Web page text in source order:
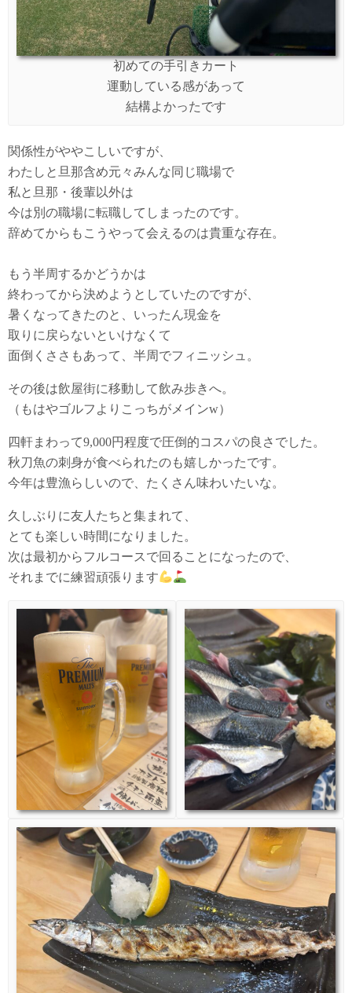
初めての手引きカート
運動している感があって
結構よかったです
関係性がややこしいですが、
わたしと旦那含め元々みんな同じ職場で
私と旦那・後輩以外は
今は別の職場に転職してしまったのです。
辞めてからもこうやって会えるのは貴重な存在。
もう半周するかどうかは
終わってから決めようとしていたのですが、
暑くなってきたのと、いったん現金を
取りに戻らないといけなくて
面倒くささもあって、半周でフィニッシュ。
その後は飲屋街に移動して飲み歩きへ。
（もはやゴルフよりこっちがメインw）
四軒まわって9,000円程度で圧倒的コスパの良さでした。
秋刀魚の刺身が食べられたのも嬉しかったです。
今年は豊漁らしいので、たくさん味わいたいな。
久しぶりに友人たちと集まれて、
とても楽しい時間になりました。
次は最初からフルコースで回ることになったので、
それまでに練習頑張ります